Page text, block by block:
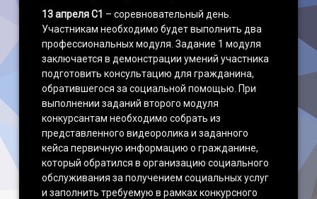
13 апреля С1 – соревновательный день.
Участникам необходимо будет выполнить два
профессиональных модуля. Задание 1 модуля
заключается в демонстрации умений участника
подготовить консультацию для гражданина,
обратившегося за социальной помощью. При
выполнении заданий второго модуля
конкурсантам необходимо собрать из
представленного видеоролика и заданного
кейса первичную информацию о гражданине,
который обратился в организацию социального
обслуживания за получением социальных услуг
и заполнить требуемую в рамках конкурсного